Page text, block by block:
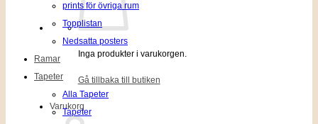
Inga produkter i varukorgen.
Gå tillbaka till butiken
Varukorg
prints för övriga rum
Topplistan
Nedsatta posters
Ramar
Tapeter
Alla Tapeter
Tapeter